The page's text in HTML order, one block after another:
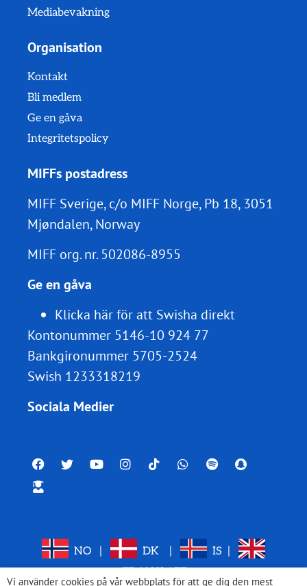
Mediabevakning
Organisation
Kontakt
Bli medlem
Ge en gåva
Integritetspolicy
MIFFs postadress
MIFF Sverige, c/o MIFF Norge, Pb 18, 3051
Mjøndalen, Norway
MIFF org. nr.502086-8955
Ge en gåva
Klicka här för att Swisha direkt
Kontonummer 5146-10 924 77
Bankgironummer 5705-2524
Swish 1233318219
Sociala Medier
NO DK IS
TRANSLATE
Vi använder cookies på vår webbplats för att ge dig den mest